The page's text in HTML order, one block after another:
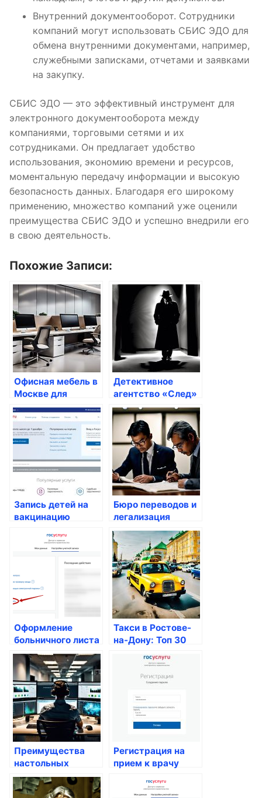
Внутренний документооборот. Сотрудники
компаний могут использовать СБИС ЭДО для
обмена внутренними документами, например,
служебными записками, отчетами и заявками
на закупку.
СБИС ЭДО — это эффективный инструмент для
электронного документооборота между
компаниями, торговыми сетями и их
сотрудниками. Он предлагает удобство
использования, экономию времени и ресурсов,
моментальную передачу информации и высокую
безопасность данных. Благодаря его широкому
применению, множество компаний уже оценили
преимущества СБИС ЭДО и успешно внедрили его
в свою деятельность.
Похожие Записи:
Офисная мебель в
Москве для
персонала
недорого
Детективное
агентство «След»
Запись детей на
вакцинацию
безопасность
Бюро переводов и
легализация
документов: как
получить
качественные
услуги
Оформление
больничного листа
online
Такси в Ростове-
на-Дону: Топ 30
дешевых услуг
перевозки
Преимущества
настольных
экранов в
организации
Регистрация на
прием к врачу
преимущества для